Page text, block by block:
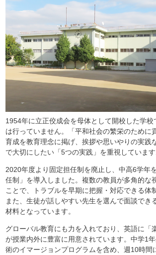
1954年に立正佼成会を母体として開校した学
は行っていません。「平和社会の繁栄のために
育成を教育理念に掲げ、挨拶や思いやりの実践
で大切にしたい「5つの実践」を重視しています
2020年度より固定担任制を廃止し、中高6学年
任制」を導入しました。複数の教員が多角的な
ことで、トラブルを早期に把握・対応できる体
また、生徒が話しやすい先生を選んで面談でき
材料となっています。
グローバル教育にも力を入れており、英語に「
が授業内外に豊富に用意されています。中学1
術のイマージョンプログラムを含め、週10時間